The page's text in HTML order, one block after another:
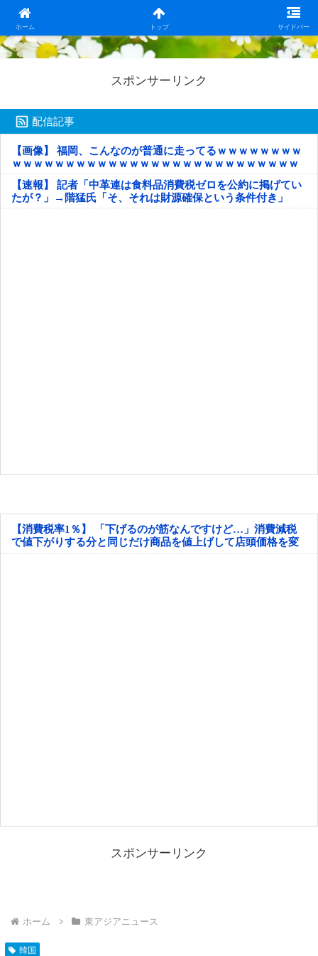
ホーム トップ サイドバー
日本第一！ニュース録
スポンサーリンク
配信記事
【画像】 福岡、こんなのが普通に走ってるｗｗｗｗｗｗｗｗ
ｗｗｗｗｗｗｗｗｗｗｗｗｗｗｗｗｗｗｗｗｗｗｗｗｗｗｗ
ｗｗｗｗｗ
【速報】 記者「中革連は食料品消費税ゼロを公約に掲げてい
たが？」→階猛氏「そ、それは財源確保という条件付き」
【消費税率1％】 「下げるのが筋なんですけど…」消費減税
で値下がりする分と同じだけ商品を値上げして店頭価格を変
えない店も
スポンサーリンク
ホーム 東アジアニュース
韓国